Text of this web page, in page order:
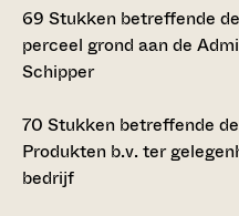
69 Stukken betreffende
perceel grond aan de
Schipper
70 Stukken betreffende
Produkten b.v. ter
bedrijf